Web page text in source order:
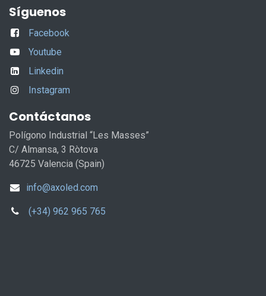
Síguenos
Facebook
Youtube
Linkedin
Instagram
Contáctanos
Polígono Industrial “Les Masses”
C/ Almansa, 3 Ròtova
46725 Valencia (Spain)
info@axoled.com
(+34) 962 965 765